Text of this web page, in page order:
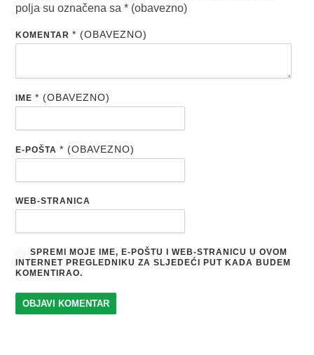
polja su označena sa* (obavezno)
KOMENTAR* (OBAVEZNO)
IME* (OBAVEZNO)
E-POŠTA* (OBAVEZNO)
WEB-STRANICA
SPREMI MOJE IME, E-POŠTU I WEB-STRANICU U OVOM
INTERNET PREGLEDNIKU ZA SLJEDEĆI PUT KADA BUDEM
KOMENTIRAO.